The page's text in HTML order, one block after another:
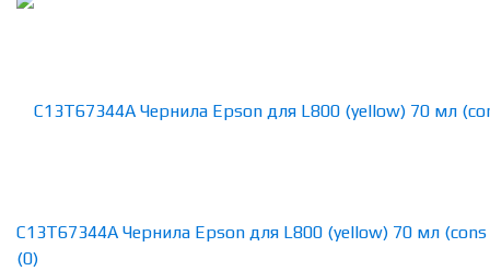
C13T67344A Чернила Epson для L800 (yellow) 70 мл
(0)